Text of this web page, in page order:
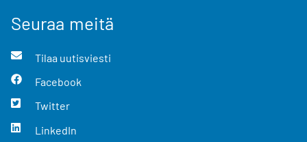
Seuraa meitä
Tilaa uutisviesti
Facebook
Twitter
LinkedIn